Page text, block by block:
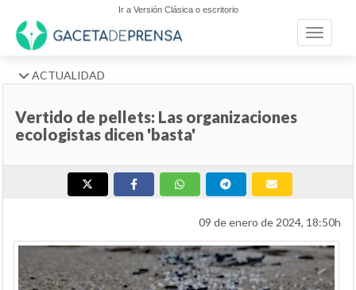
Ir a Versión Clásica o escritorio
Toggle
ACTUALIDAD
Vertido de pellets: Las organizaciones
ecologistas dicen 'basta'
09 de enero de 2024, 18:50h